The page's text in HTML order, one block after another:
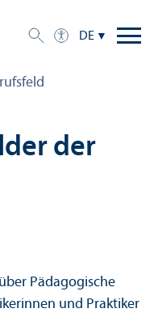
DE
der
Pädagogische
und Praktiker